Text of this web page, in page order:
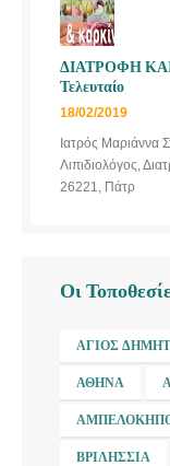
ΔΙΑΤΡΟΦΗ
Τελευταίο
18/02/2019
Ιατρός Μαριάννα
Λιπιδιολόγος,
26221, Πάτρ
Οι
ΆΓΙΟΣ
ΑΘΉΝΑ
ΒΡΙΛΉΣΣΙΑ